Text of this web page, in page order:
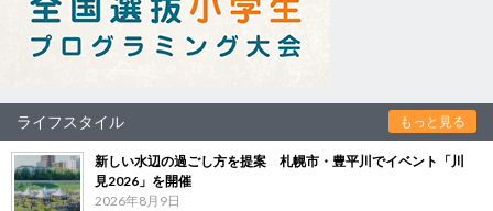
ライフスタイル もっと見る
新しい水辺の過ごし方を提案 札幌市・豊平川でイベント「川
見2026」を開催
2026年8月9日